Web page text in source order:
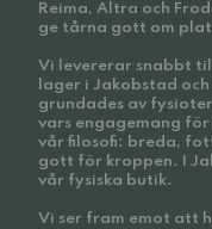
Reima, Altra och
ge tårna gott om
Vi levererar snabbt
lager i Jakobstad
grundades av
vars engagemang
vår filosofi: breda,
gott för kroppen. I
vår fysiska butik.
Vi ser fram emot att